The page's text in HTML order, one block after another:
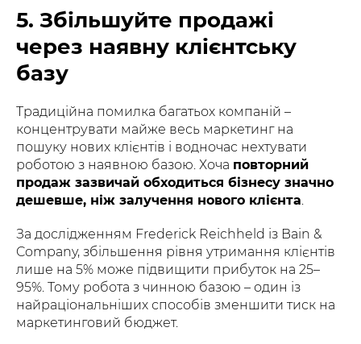
5. Збільшуйте продажі
через наявну клієнтську
базу
Традиційна помилка багатьох компаній –
концентрувати майже весь маркетинг на
пошуку нових клієнтів і водночас нехтувати
роботою з наявною базою. Хоча повторний
продаж зазвичай обходиться бізнесу значно
дешевше, ніж залучення нового клієнта
За дослідженням Frederick Reichheld із Bain &
Company, збільшення рівня утримання клієнтів
лише на 5% може підвищити прибуток на 25–
95%. Тому робота з чинною базою – один із
найраціональніших способів зменшити тиск на
маркетинговий бюджет.